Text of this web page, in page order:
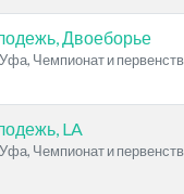
Двоеборье
Чемпионат и
LA
Чемпионат и